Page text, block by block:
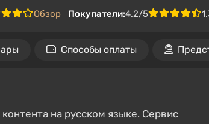
Обзор Покупатели:4.2/5
Способы оплаты
на русском языке. Сервис